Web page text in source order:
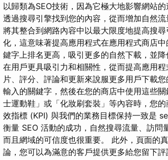
以歸類為SEO技術，因為它極大地影響網站
透過搜尋引擎找到您的內容，從而增加自然
將其整合到網路內容中以最大限度地提高搜
化，這意味著提高應用程式在應用程式商店
鍵字上排名更高，吸引更多的自然下載，並
在用戶更具吸引力和相關性，從而提高應用
片、評分、評論和更新來說服更多用戶下載
輸入的關鍵字，然後在您的商店中使用這些
士運動鞋」或「化妝刷套裝」等內容時，您
效指標 (KPI) 與我們的業務目標保持一致是
衡量 SEO 活動的成功，自然搜尋流量、訪問
而且網域的可信度也很重要。 此外，頁面的
論，您可以為滿意的客戶提供更多給您留下